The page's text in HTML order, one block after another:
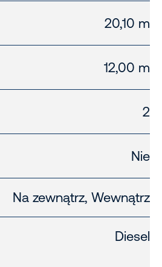
20,10 m
12,00 m
2
Nie
Na zewnątrz, Wewnątrz
Diesel